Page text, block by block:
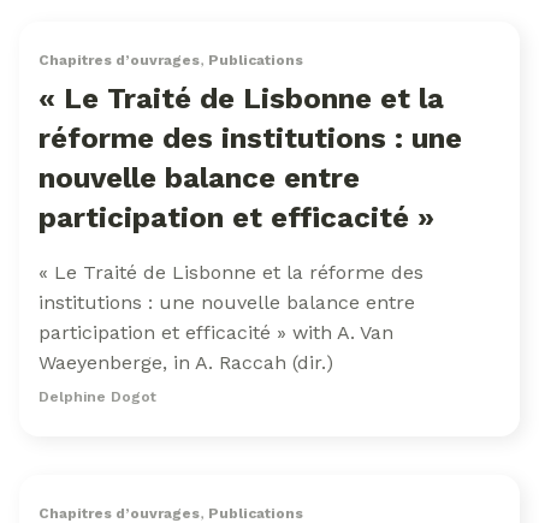
Chapitres d’ouvrages, Publications
« Le Traité de Lisbonne et la
réforme des institutions : une
nouvelle balance entre
participation et efficacité »
« Le Traité de Lisbonne et la réforme des
institutions : une nouvelle balance entre
participation et efficacité » with A. Van
Waeyenberge, in A. Raccah (dir.)
Delphine Dogot
Chapitres d’ouvrages, Publications